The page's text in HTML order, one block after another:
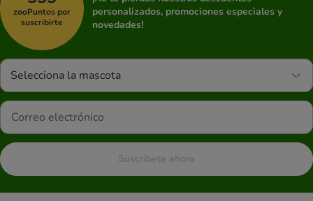
zooPuntos por
suscribirte
personalizados, promociones especiales y
novedades!
Selecciona la mascota
Suscríbete ahora